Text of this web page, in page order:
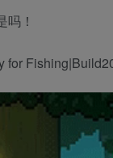
！